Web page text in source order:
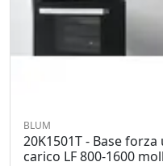
BLUM
20K1501T - Base
carico LF 800-1600